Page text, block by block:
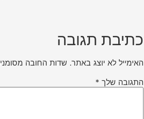
כתיבת תגובה
האימייל לא יוצג באתר. שדות החובה
התגובה שלך *